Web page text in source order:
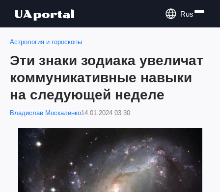
Rus
Астрология и гороскопы
Эти знаки зодиака увеличат
коммуникативные навыки
на следующей неделе
Владислав Москаленко14.01.2024 03:30